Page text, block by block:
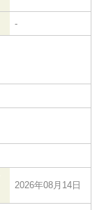
-
2026年08月14日